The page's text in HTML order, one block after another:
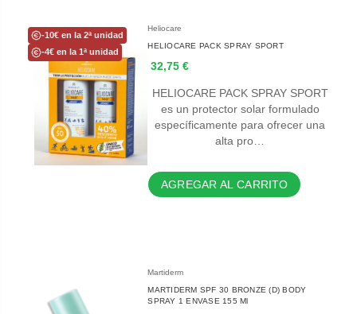
-10€ en la 2ª unidad
-4€ en la 1ª unidad
Heliocare
HELIOCARE PACK SPRAY SPORT
32,75 €
HELIOCARE PACK SPRAY SPORT
es un protector solar formulado
específicamente para ofrecer una
alta pro…
AGREGAR AL CARRITO
Martiderm
MARTIDERM SPF 30 BRONZE (D) BODY
SPRAY 1 ENVASE 155 Ml